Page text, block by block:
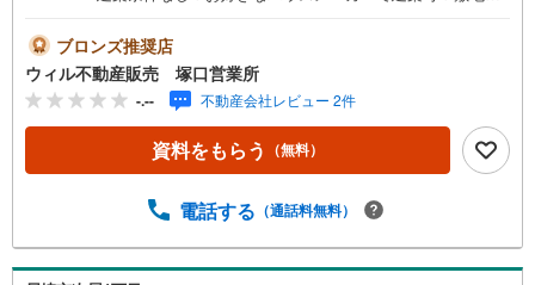
学校』から徒歩10分！◇『小園中学校』から徒歩18分！◇
『万代塚口店』から徒歩8分！■弊社の特徴について東証上
場「ウィル不動産販売」阪神間・北摂・名古屋・東京に店
舗展開しております。当社オリジナルの物件管理システム
「ウィリングナビ」で取引事例・売出物件など一挙に比
較、ご説明いたします。お買い換え・リフォーム・ローン
社独自のお得な「平日会員制度」あります。現地待ち合わ
お電話を！【定休日】なし・年末年始・他【営業時間】10:
00～19:00駐車場・キッズスペースもございます。小さなお
ブロンズ推奨店
ウィル不動産販売 塚口営業所
-.-- 不動産会社レビュー 2件
資料をもらう （無料）
電話する （通話料無料）